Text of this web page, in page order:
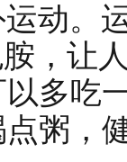
动。
，让
多吃
粥，